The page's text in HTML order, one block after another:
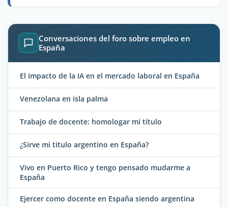
Conversaciones del foro sobre empleo en
España
El impacto de la IA en el mercado laboral en España
Venezolana en isla palma
Trabajo de docente: homologar mi título
¿Sirve mi titulo argentino en España?
Vivo en Puerto Rico y tengo pensado mudarme a
España
Ejercer como docente en España siendo argentina